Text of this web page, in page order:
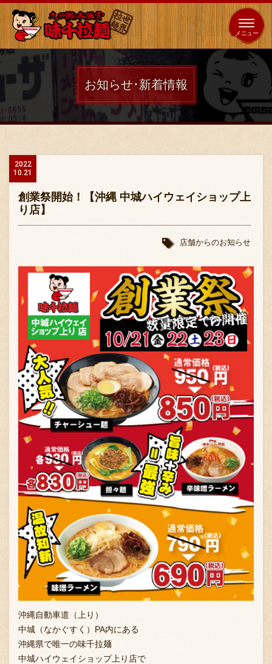
全国
展開 海外 653 店 64 店
ホーム
店舗案内
味千の取り組み
お問い合わせ
ブランド一覧
FC加盟店募集
会社案内
お知らせ
採用情報
お知らせ･新着情報
2022
10.21
創業祭開始！【沖縄 中城ハイウェイショップ上
り店】
店舗からのお知らせ
沖縄自動車道（上り）
中城（なかぐすく）PA内にある
沖縄県で唯一の味千拉麺
中城ハイウェイショップ上り店で